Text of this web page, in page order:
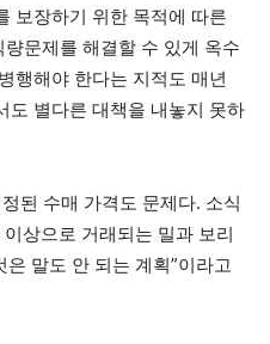
보장하기 위한 목적에 따른
문제를 해결할 수 있게 옥수
행해야 한다는 지적도 매년
도 별다른 대책을 내놓지 못하
된 수매 가격도 문제다. 소식
상으로 거래되는 밀과 보리
말도 안 되는 계획”이라고